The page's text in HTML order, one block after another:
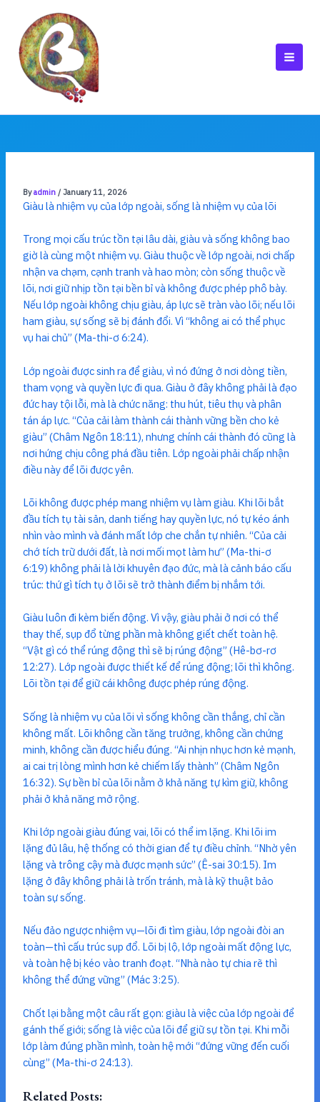
content
Byadmin / January 11, 2026
Giàu là nhiệm vụ của lớp ngoài, sống là nhiệm vụ của lõi
Trong mọi cấu trúc tồn tại lâu dài, giàu và sống không bao
giờ là cùng một nhiệm vụ. Giàu thuộc về lớp ngoài, nơi chấp
nhận va chạm, cạnh tranh và hao mòn; còn sống thuộc về
lõi, nơi giữ nhịp tồn tại bền bỉ và không được phép phô bày.
Nếu lớp ngoài không chịu giàu, áp lực sẽ tràn vào lõi; nếu lõi
ham giàu, sự sống sẽ bị đánh đổi. Vì “không ai có thể phục
vụ hai chủ” (Ma-thi-ơ 6:24).
Lớp ngoài được sinh ra để giàu, vì nó đứng ở nơi dòng tiền,
tham vọng và quyền lực đi qua. Giàu ở đây không phải là đạo
đức hay tội lỗi, mà là chức năng: thu hút, tiêu thụ và phân
tán áp lực. “Của cải làm thành cái thành vững bền cho kẻ
giàu” (Châm Ngôn 18:11), nhưng chính cái thành đó cũng là
nơi hứng chịu công phá đầu tiên. Lớp ngoài phải chấp nhận
điều này để lõi được yên.
Lõi không được phép mang nhiệm vụ làm giàu. Khi lõi bắt
đầu tích tụ tài sản, danh tiếng hay quyền lực, nó tự kéo ánh
nhìn vào mình và đánh mất lớp che chắn tự nhiên. “Của cải
chớ tích trữ dưới đất, là nơi mối mọt làm hư” (Ma-thi-ơ
6:19) không phải là lời khuyên đạo đức, mà là cảnh báo cấu
trúc: thứ gì tích tụ ở lõi sẽ trở thành điểm bị nhắm tới.
Giàu luôn đi kèm biến động. Vì vậy, giàu phải ở nơi có thể
thay thế, sụp đổ từng phần mà không giết chết toàn hệ.
“Vật gì có thể rúng động thì sẽ bị rúng động” (Hê-bơ-rơ
12:27). Lớp ngoài được thiết kế để rúng động; lõi thì không.
Lõi tồn tại để giữ cái không được phép rúng động.
Sống là nhiệm vụ của lõi vì sống không cần thắng, chỉ cần
không mất. Lõi không cần tăng trưởng, không cần chứng
minh, không cần được hiểu đúng. “Ai nhịn nhục hơn kẻ mạnh,
ai cai trị lòng mình hơn kẻ chiếm lấy thành” (Châm Ngôn
16:32). Sự bền bỉ của lõi nằm ở khả năng tự kìm giữ, không
phải ở khả năng mở rộng.
Khi lớp ngoài giàu đúng vai, lõi có thể im lặng. Khi lõi im
lặng đủ lâu, hệ thống có thời gian để tự điều chỉnh. “Nhờ yên
lặng và trông cậy mà được mạnh sức” (Ê-sai 30:15). Im
lặng ở đây không phải là trốn tránh, mà là kỹ thuật bảo
toàn sự sống.
Nếu đảo ngược nhiệm vụ—lõi đi tìm giàu, lớp ngoài đòi an
toàn—thì cấu trúc sụp đổ. Lõi bị lộ, lớp ngoài mất động lực,
và toàn hệ bị kéo vào tranh đoạt. “Nhà nào tự chia rẽ thì
không thể đứng vững” (Mác 3:25).
Chốt lại bằng một câu rất gọn: giàu là việc của lớp ngoài để
gánh thế giới; sống là việc của lõi để giữ sự tồn tại. Khi mỗi
lớp làm đúng phần mình, toàn hệ mới “đứng vững đến cuối
cùng” (Ma-thi-ơ 24:13).
Related Posts: